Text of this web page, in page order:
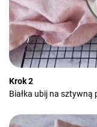
Krok 2
Białka ubij na sztywną